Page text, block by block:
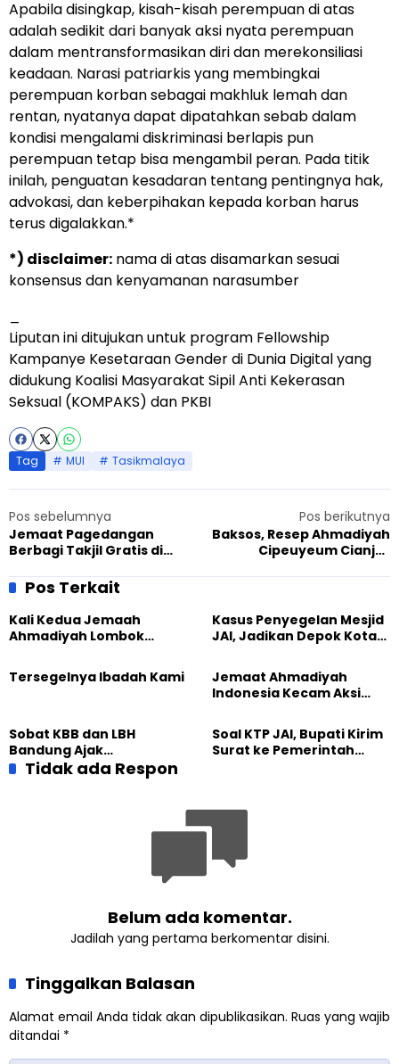
Apabila disingkap, kisah-kisah perempuan di atas
adalah sedikit dari banyak aksi nyata perempuan
dalam mentransformasikan diri dan merekonsiliasi
keadaan. Narasi patriarkis yang membingkai
perempuan korban sebagai makhluk lemah dan
rentan, nyatanya dapat dipatahkan sebab dalam
kondisi mengalami diskriminasi berlapis pun
perempuan tetap bisa mengambil peran. Pada titik
inilah, penguatan kesadaran tentang pentingnya hak,
advokasi, dan keberpihakan kepada korban harus
terus digalakkan.*
*) disclaimer: nama di atas disamarkan sesuai
konsensus dan kenyamanan narasumber
Liputan ini ditujukan untuk program Fellowship
Kampanye Kesetaraan Gender di Dunia Digital yang
didukung Koalisi Masyarakat Sipil Anti Kekerasan
Seksual (KOMPAKS) dan PKBI
Tag MUI Tasikmalaya
Pos sebelumnya
Jemaat Pagedangan
Berbagi Takjil Gratis di
Pos berikutnya
Baksos, Resep Ahmadiyah
Cipeuyeum Cianjur
Pos Terkait
Kali Kedua Jemaah
Ahmadiyah Lombok
Kasus Penyegelan Mesjid
JAI, Jadikan Depok Kota
Tersegelnya Ibadah Kami
Jemaat Ahmadiyah
Indonesia Kecam Aksi
Sobat KBB dan LBH
Bandung Ajak
Masyarakat Jabar Lawan
Soal KTP JAI, Bupati Kirim
Surat ke Pemerintah
Tidak ada Respon
Belum ada komentar.
Jadilah yang pertama berkomentar disini.
Tinggalkan Balasan
Alamat email Anda tidak akan dipublikasikan. Ruas yang wajib
ditandai *